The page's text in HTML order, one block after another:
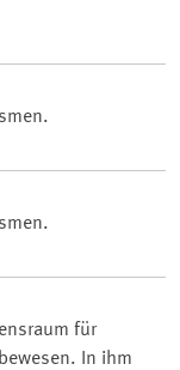
für
In ihm